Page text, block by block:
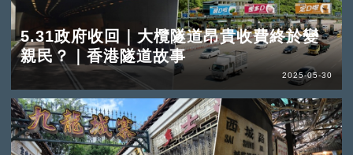
5.31政府收回｜大欖隧道昂貴收費終於變
親民？｜香港隧道故事
2025-05-30